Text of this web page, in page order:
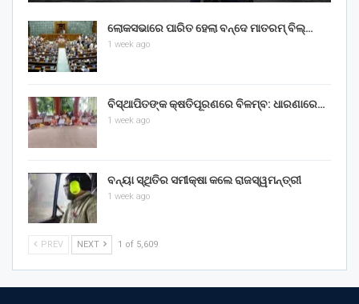
ଲୋକସଭାରେ ପାରିତ ହେଲା ବନ୍ଦେ ମାତରମ୍‌ ବିଲ୍‌…
1 week ago
ବିସ୍ଥାପିତଙ୍କ କ୍ଷତିପୂରଣରେ ବିଳମ୍ବ: ଧାରଣାରେ…
1 week ago
ବନ୍ୟା ସ୍ଥିତିର ସମୀକ୍ଷା କଲେ ରାଜସ୍ୱମନ୍ତ୍ରୀ
1 week ago
PREV NEXT 1 of 5,609